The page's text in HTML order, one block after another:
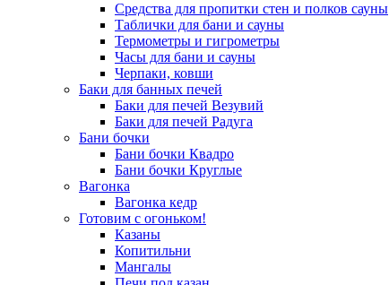
Средства для пропитки стен и полков сауны
Таблички для бани и сауны
Термометры и гигрометры
Часы для бани и сауны
Черпаки, ковши
Баки для банных печей
Баки для печей Везувий
Баки для печей Радуга
Бани бочки
Бани бочки Квадро
Бани бочки Круглые
Вагонка
Вагонка кедр
Готовим с огоньком!
Казаны
Копитильни
Мангалы